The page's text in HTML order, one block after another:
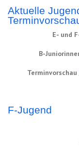
Aktuelle
E- und
B-
F-Jugend